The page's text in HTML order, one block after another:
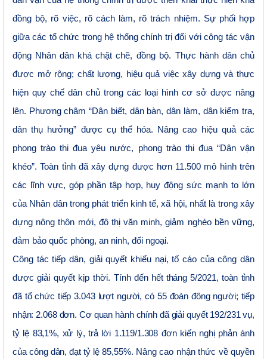
đồng bộ, rõ việc, rõ cách làm, rõ trách nhiệm. Sự phối hợp
giữa các tổ chức trong hệ thống chính trị đối với công tác vận
động Nhân dân khá chặt chẽ, đồng bộ. Thực hành dân chủ
được mở rộng; chất lượng, hiệu quả việc xây dựng và thực
hiện quy chế dân chủ trong các loại hình cơ sở được nâng
lên. Phương châm “Dân biết, dân bàn, dân làm, dân kiểm tra,
dân thụ hưởng” được cụ thể hóa. Nâng cao hiệu quả các
phong trào thi đua yêu nước, phong trào thi đua “Dân vận
khéo”. Toàn tỉnh đã xây dựng được hơn 11.500 mô hình trên
các lĩnh vực, góp phần tập hợp, huy động sức mạnh to lớn
của Nhân dân trong phát triển kinh tế, xã hội, nhất là trong xây
dựng nông thôn mới, đô thị văn minh, giảm nghèo bền vững,
đảm bảo quốc phòng, an ninh, đối ngoại.
Công tác tiếp dân, giải quyết khiếu nại, tố cáo của công dân
được giải quyết kịp thời. Tính đến hết tháng 5/2021, toàn tỉnh
đã tổ chức tiếp 3.043 lượt người, có 55 đoàn đông người; tiếp
nhận: 2.068 đơn. Cơ quan hành chính đã giải quyết 192/231 vụ,
tỷ lệ 83,1%, xử lý, trả lời 1.119/1.308 đơn kiến nghị phản ánh
của công dân, đạt tỷ lệ 85,55%. Nâng cao nhận thức về quyền